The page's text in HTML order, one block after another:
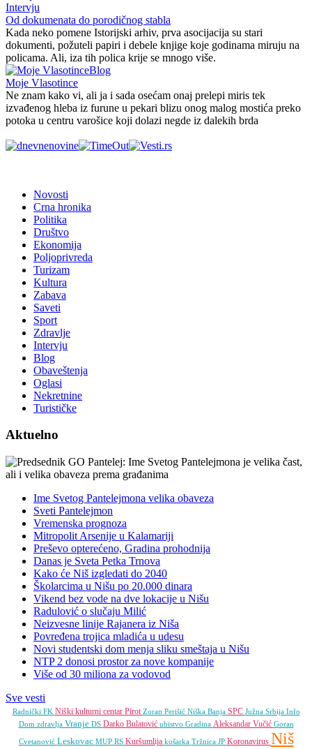
Intervju
Od dokumenata do porodičnog stabla
Kada neko pomene Istorijski arhiv, prva asocijacija su stari
dokumenti, požuteli papiri i debele knjige koje godinama miruju na
policama. Ali, iza tih polica krije se mnogo više.
Blog
Moje Vlasotince
Ne znam kako vi, ali ja i sada osećam onaj prelepi miris tek
izvađenog hleba iz furune u pekari blizu onog malog mostića preko
potoka u centru varošice koji dolazi negde iz dalekih brda
Novosti
Crna hronika
Politika
Društvo
Ekonomija
Poljoprivreda
Turizam
Kultura
Zabava
Saveti
Sport
Zdravlje
Intervju
Blog
Obaveštenja
Oglasi
Nekretnine
Turističke
Aktuelno
Ime Svetog Pantelejmona velika obaveza
Sveti Pantelejmon
Vremenska prognoza
Mitropolit Arsenije u Kalamariji
Preševo opterećeno, Gradina prohodnija
Danas je Sveta Petka Trnova
Kako će Niš izgledati do 2040
Školarcima u Nišu po 20.000 dinara
Vikend bez vode na dve lokacije u Nišu
Radulović o slučaju Milić
Neizvesne linije Rajanera iz Niša
Povređena trojica mladića u udesu
Novi studentski dom menja sliku smeštaja u Nišu
NTP 2 donosi prostor za nove kompanije
Više od 30 miliona za vodovod
Sve vesti
Radnički FK Niški kulturni centar PirotZoran Perišić Niška Banja SPC Južna Srbija Info
Dom zdravlja Vranje DS Darko Bulatović ubistvo Gradina Aleksandar Vučić Goran
Cvetanović Leskovac MUP RS Kuršumlija košarka Tržnica JP Koronavirus Niš